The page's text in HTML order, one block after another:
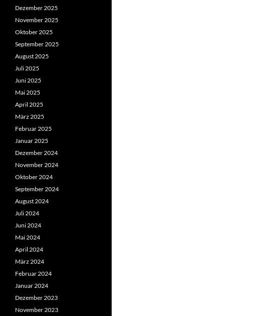
Dezember 2025
November 2025
Oktober 2025
September 2025
August 2025
Juli 2025
Juni 2025
Mai 2025
April 2025
März 2025
Februar 2025
Januar 2025
Dezember 2024
November 2024
Oktober 2024
September 2024
August 2024
Juli 2024
Juni 2024
Mai 2024
April 2024
März 2024
Februar 2024
Januar 2024
Dezember 2023
November 2023